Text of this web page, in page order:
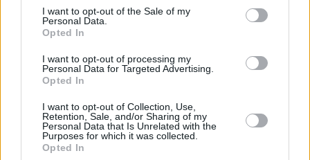
consent section.
I want to opt-out of the Sale of my
Personal Data.
Opted In
I want to opt-out of processing my
Personal Data for Targeted Advertising.
Opted In
I want to opt-out of Collection, Use,
Retention, Sale, and/or Sharing of my
Personal Data that Is Unrelated with the
Purposes for which it was collected.
Opted In